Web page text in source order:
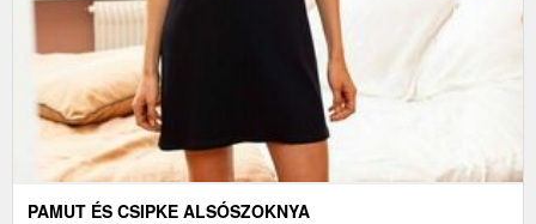
PAMUT ÉS CSIPKE ALSÓSZOKNYA